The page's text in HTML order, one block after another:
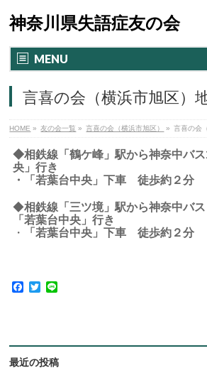
神奈川県失語症友の会
MENU
言喜の会（横浜市旭区）
HOME » 友の会一覧 » 言喜の会（横浜市旭区） » 言喜の会
◆相鉄線「鶴ケ峰」駅から神奈中バ
央」行き
・「若葉台中央」下車 徒歩約２分
◆相鉄線「三ツ境」駅から神奈中バ
「若葉台中央」行き
・
「若葉台中央」下車 徒歩約２分
Facebook
Twitter
最近の投稿